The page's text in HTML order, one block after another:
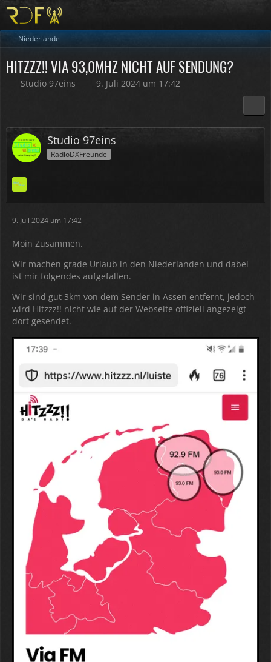
Niederlande
HITZZZ!! VIA 93,0MHZ NICHT AUF SENDUNG?
Studio 97eins 9. Juli 2024 um 17:42
Studio 97eins
RadioDXFreunde
9. Juli 2024 um 17:42
Moin Zusammen.
Wir machen grade Urlaub in den Niederlanden und dabei
ist mir folgendes aufgefallen.
Wir sind gut 3km von dem Sender in Assen entfernt, jedoch
wird Hitzzz!! nicht wie auf der Webseite offiziell angezeigt
dort gesendet.